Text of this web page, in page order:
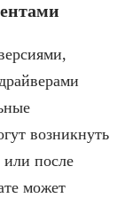
возникнуть
или после
может